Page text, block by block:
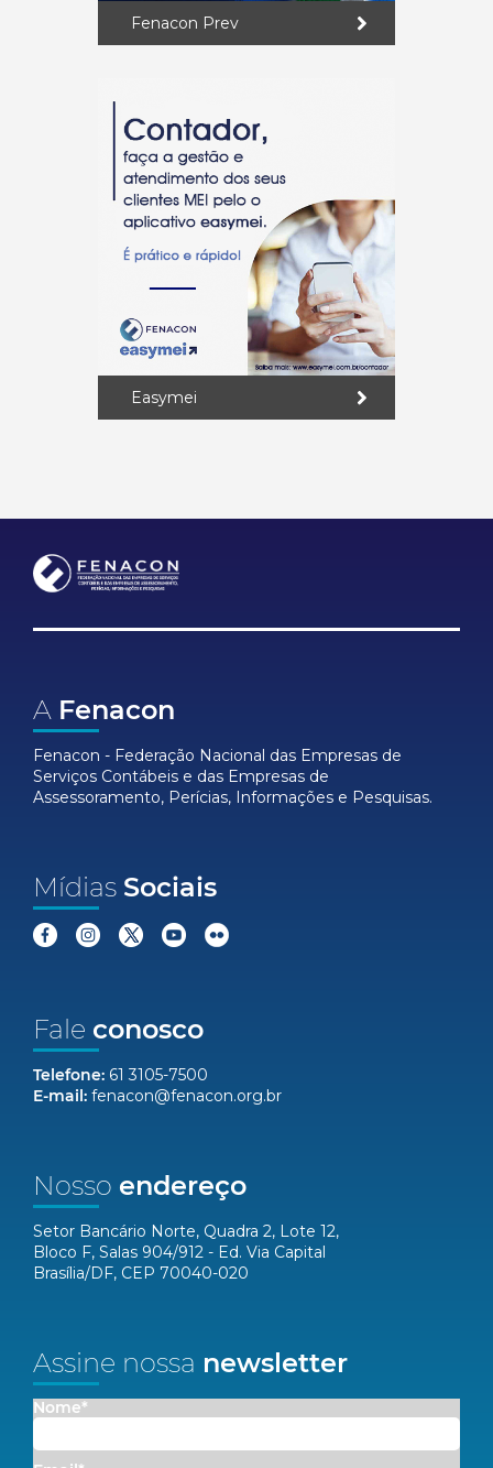
Fenacon Prev
Easymei
A Fenacon
Fenacon - Federação Nacional das Empresas de
Serviços Contábeis e das Empresas de
Assessoramento, Perícias, Informações e Pesquisas.
Mídias Sociais
Fale conosco
Telefone: 61 3105-7500
E-mail: fenacon@fenacon.org.br
Nosso endereço
Setor Bancário Norte, Quadra 2, Lote 12,
Bloco F, Salas 904/912 - Ed. Via Capital
Brasília/DF, CEP 70040-020
Assine nossa newsletter
Nome*